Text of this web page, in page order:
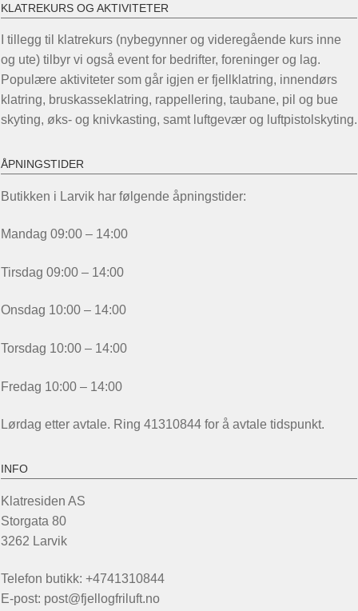
KLATREKURS OG AKTIVITETER
I tillegg til klatrekurs (nybegynner og videregående kurs inne
og ute) tilbyr vi også event for bedrifter, foreninger og lag.
Populære aktiviteter som går igjen er fjellklatring, innendørs
klatring, bruskasseklatring, rappellering, taubane, pil og bue
skyting, øks- og knivkasting, samt luftgevær og luftpistolskyting.
ÅPNINGSTIDER
Butikken i Larvik har følgende åpningstider:
Mandag 09:00 – 14:00
Tirsdag 09:00 – 14:00
Onsdag 10:00 – 14:00
Torsdag 10:00 – 14:00
Fredag 10:00 – 14:00
Lørdag etter avtale. Ring 41310844 for å avtale tidspunkt.
INFO
Klatresiden AS
Storgata 80
3262 Larvik
Telefon butikk: +4741310844
E-post: post@fjellogfriluft.no